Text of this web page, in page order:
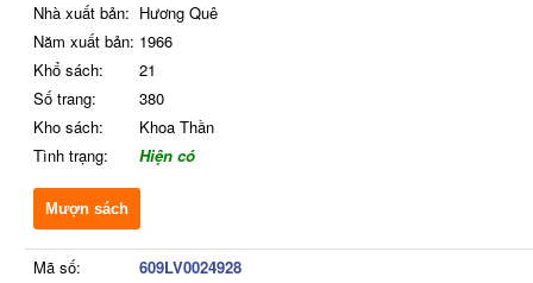
Nhà xuất bản: Hương Quê
Năm xuất bản: 1966
Khổ sách:
21
Số trang:
380
Kho sách:
Khoa Thần
Tình trạng:
Hiện có
Mượn sách
Mã số:
609LV0024928